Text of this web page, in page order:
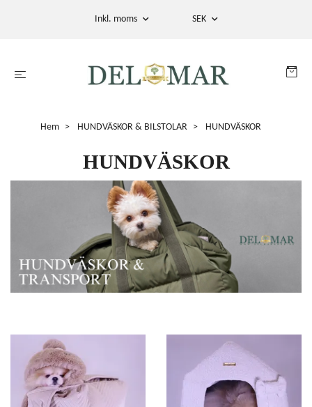
Inkl. moms SEK
Hem HUNDVÄSKOR & BILSTOLAR HUNDVÄSKOR
HUNDVÄSKOR